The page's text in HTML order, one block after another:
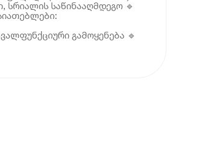
სრიალის საწინააღმდეგო 🔹
გამოყენება 🔹